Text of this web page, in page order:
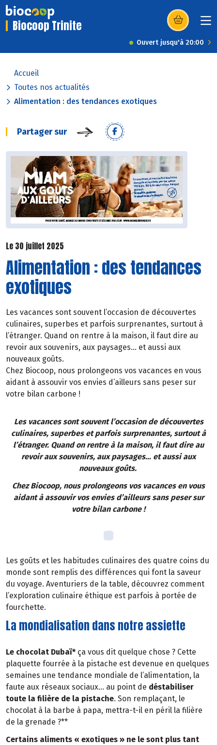
Biocoop Trinite (s’ouvre dans
Ouvert jusqu'à 20:00
Accueil
Toutes nos actualités
Alimentation : des tendances exotiques
Partager sur
Le 30 juillet 2025
Alimentation : des tendances
exotiques
Les vacances sont souvent l’occasion de découvertes
culinaires, superbes et parfois surprenantes, surtout à
l’étranger. Quand on rentre à la maison, il faut dire au
revoir aux souvenirs, aux paysages… et aussi aux
nouveaux goûts.
Chez Biocoop, nous prolongeons vos vacances en vous
aidant à assouvir vos envies d’ailleurs sans peser sur
votre bilan carbone !
Les vacances sont souvent l’occasion de découvertes
culinaires, superbes et parfois surprenantes, surtout à
l’étranger. Quand on rentre à la maison, il faut dire au
revoir aux souvenirs, aux paysages… et aussi aux
nouveaux goûts.
Chez Biocoop, nous prolongeons vos vacances en vous
aidant à assouvir vos envies d’ailleurs sans peser sur
votre bilan carbone !
Les goûts et les habitudes culinaires des quatre coins du
monde sont remplis des différences qui font la saveur
du voyage. Aventuriers de la table, découvrez comment
l’exploration culinaire éthique est parfois à portée de
fourchette.
La mondialisation dans notre assiette
Le chocolat Dubaï* ça vous dit quelque chose ? Cette
plaquette fourrée à la pistache est devenue en quelques
semaines une tendance mondiale de l’alimentation, la
faute aux réseaux sociaux… au point de déstabiliser
toute la filière de la pistache. Son remplaçant, le
chocolat à la barbe à papa, mettra-t-il en péril la filière
de la grenade ?**
Certains aliments « exotiques » ne le sont plus tant